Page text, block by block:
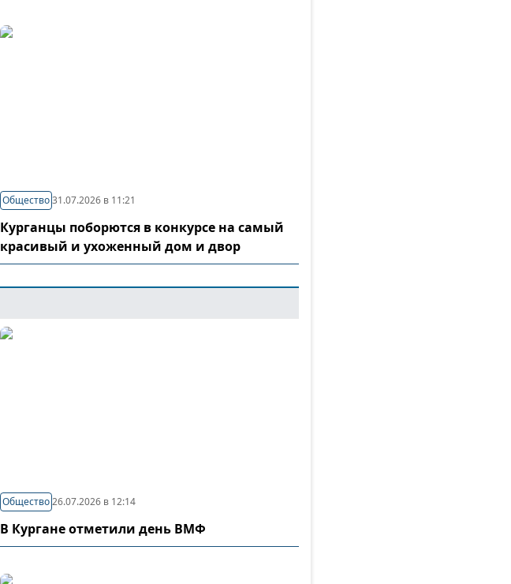
Общество 31.07.2026 в 11:21
Курганцы поборются в конкурсе на самый
красивый и ухоженный дом и двор
Общество 26.07.2026 в 12:14
В Кургане отметили день ВМФ